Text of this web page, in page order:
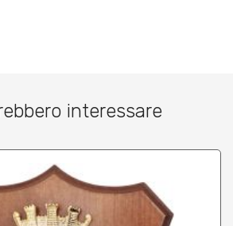
interessare